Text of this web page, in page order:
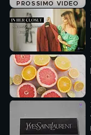
PROSSIMO VIDEO